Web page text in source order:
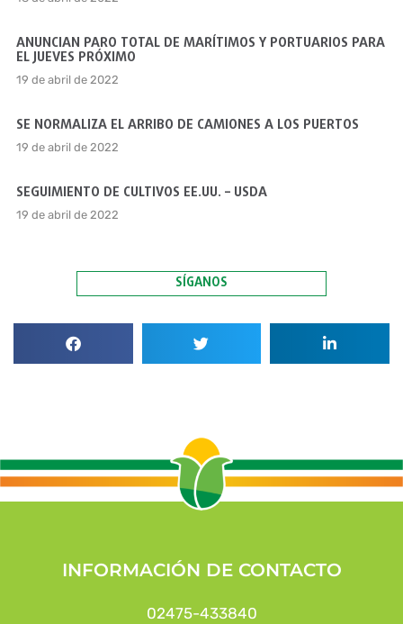
ANUNCIAN PARO TOTAL DE MARÍTIMOS Y PORTUARIOS PARA
EL JUEVES PRÓXIMO
19 de abril de 2022
SE NORMALIZA EL ARRIBO DE CAMIONES A LOS PUERTOS
19 de abril de 2022
SEGUIMIENTO DE CULTIVOS EE.UU. – USDA
19 de abril de 2022
SÍGANOS
INFORMACIÓN DE CONTACTO
02475-433840